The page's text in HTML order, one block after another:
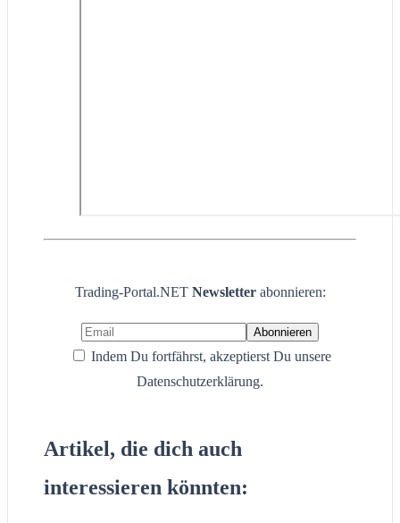
Trading-Portal.NET Newsletter abonnieren:
Indem Du fortfährst, akzeptierst Du unsere
Datenschutzerklärung.
Artikel, die dich auch
interessieren könnten: